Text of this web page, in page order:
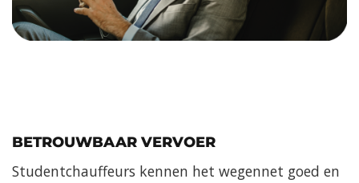
BETROUWBAAR VERVOER
Studentchauffeurs kennen het wegennet goed en